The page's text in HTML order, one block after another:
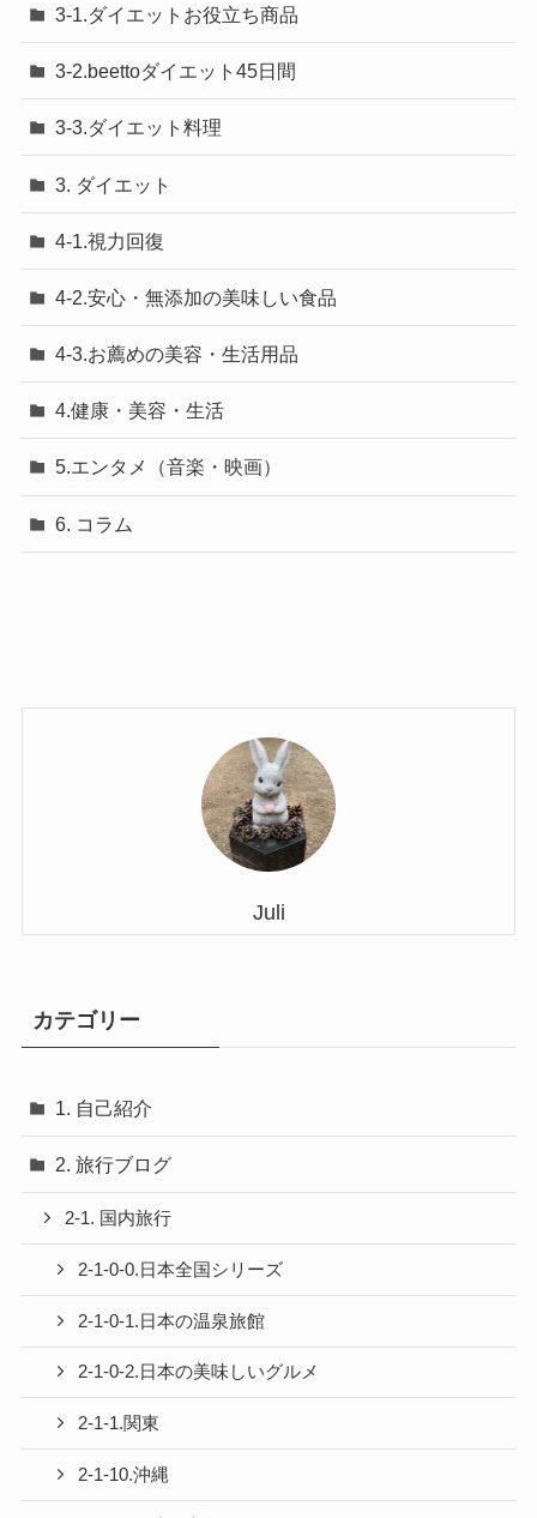
3-1.ダイエットお役立ち商品
3-2.beettoダイエット45日間
3-3.ダイエット料理
3. ダイエット
4-1.視力回復
4-2.安心・無添加の美味しい食品
4-3.お薦めの美容・生活用品
4.健康・美容・生活
5.エンタメ（音楽・映画）
6. コラム
Juli
カテゴリー
1. 自己紹介
2. 旅行ブログ
2-1. 国内旅行
2-1-0-0.日本全国シリーズ
2-1-0-1.日本の温泉旅館
2-1-0-2.日本の美味しいグルメ
2-1-1.関東
2-1-10.沖縄